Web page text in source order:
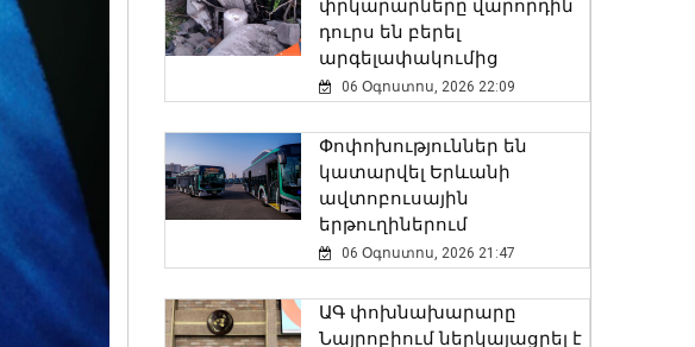
փրկարարները վարորդին
դուրս են բերել
արգելափակումից
06 Օգոստոս, 2026 22:09
Փոփոխություններ են
կատարվել Երևանի
ավտոբուսային
երթուղիներում
06 Օգոստոս, 2026 21:47
ԱԳ փոխնախարարը
Նայրոբիում ներկայացրել է